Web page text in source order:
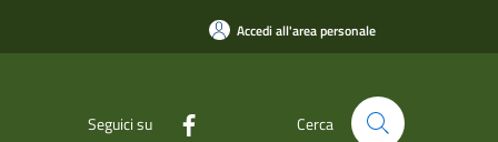
Accedi all'area personale
Seguici su Cerca